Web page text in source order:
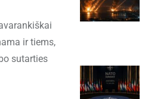
ir tiems,
sutarties